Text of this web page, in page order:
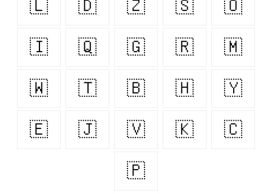
🇱 🇩 🇿 🇸 🇴
🇮 🇶 🇬 🇷 🇲
🇼 🇹 🇧 🇭 🇾
🇪 🇯 🇻 🇰 🇨
🇵